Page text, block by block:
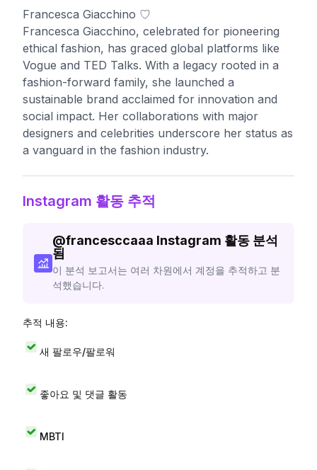
Francesca Giacchino ♡
Francesca Giacchino, celebrated for pioneering
ethical fashion, has graced global platforms like
Vogue and TED Talks. With a legacy rooted in a
fashion-forward family, she launched a
sustainable brand acclaimed for innovation and
social impact. Her collaborations with major
designers and celebrities underscore her status as
a vanguard in the fashion industry.
Instagram 활동 추적
@francesccaaa Instagram 활동 분석
됨
이 분석 보고서는 여러 차원에서 계정을 추적하고 분
석했습니다.
추적 내용:
새 팔로우/팔로워
좋아요 및 댓글 활동
MBTI